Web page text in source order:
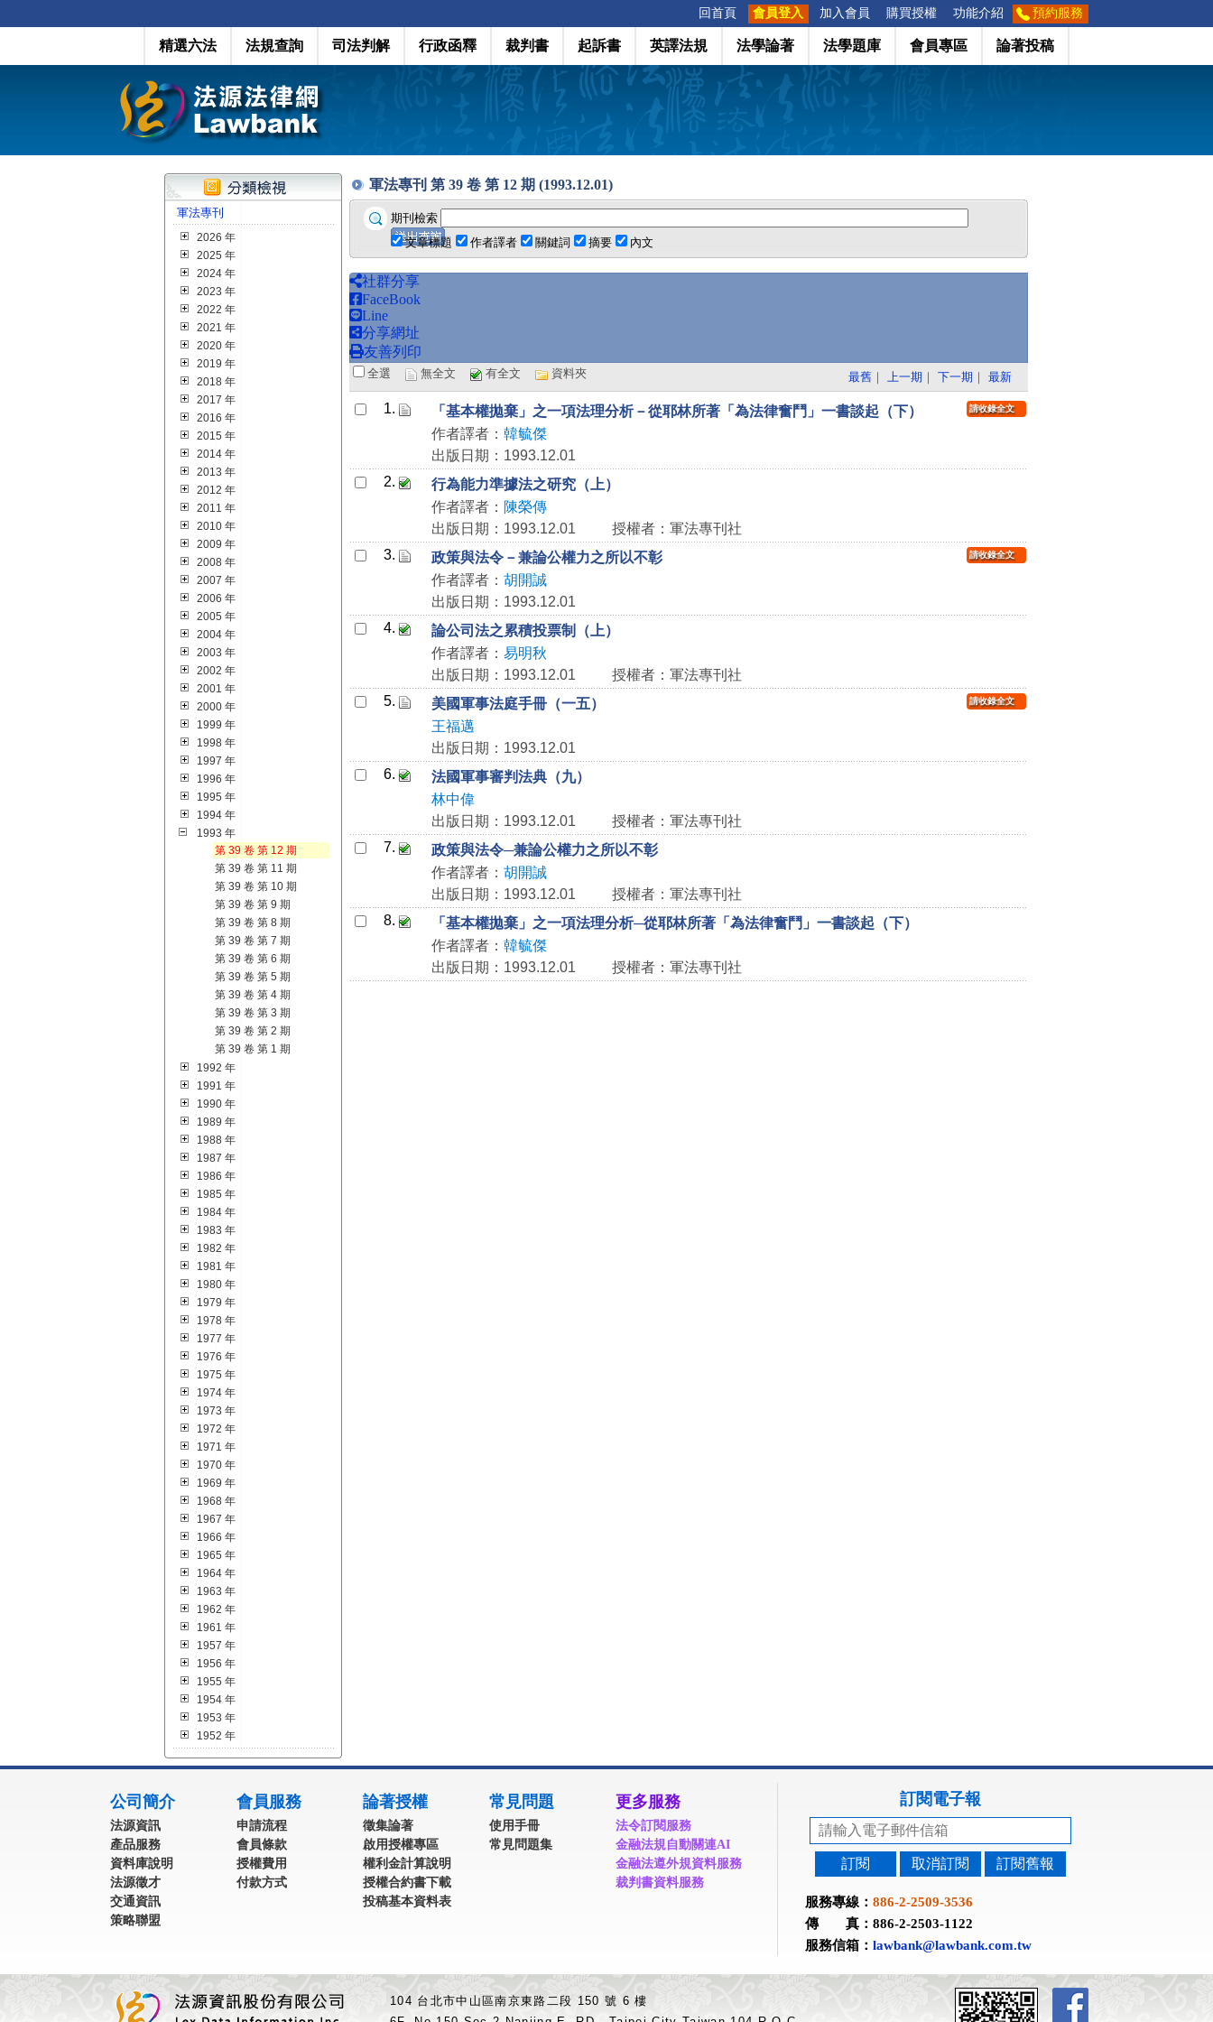
回首頁 會員登入 加入會員 購買授權 功能介紹 預約服務
精選六法 法規查詢 司法判解 行政函釋 裁判書 起訴書 英譯法規 法學論著 法學題庫 會員專區 論著投稿
軍法專刊
2026 年
2025 年
2024 年
2023 年
2022 年
2021 年
2020 年
2019 年
2018 年
2017 年
2016 年
2015 年
2014 年
2013 年
2012 年
2011 年
2010 年
2009 年
2008 年
2007 年
2006 年
2005 年
2004 年
2003 年
2002 年
2001 年
2000 年
1999 年
1998 年
1997 年
1996 年
1995 年
1994 年
1993 年
第 39 卷 第 12 期
第 39 卷 第 11 期
第 39 卷 第 10 期
第 39 卷 第 9 期
第 39 卷 第 8 期
第 39 卷 第 7 期
第 39 卷 第 6 期
第 39 卷 第 5 期
第 39 卷 第 4 期
第 39 卷 第 3 期
第 39 卷 第 2 期
第 39 卷 第 1 期
1992 年
1991 年
1990 年
1989 年
1988 年
1987 年
1986 年
1985 年
1984 年
1983 年
1982 年
1981 年
1980 年
1979 年
1978 年
1977 年
1976 年
1975 年
1974 年
1973 年
1972 年
1971 年
1970 年
1969 年
1968 年
1967 年
1966 年
1965 年
1964 年
1963 年
1962 年
1961 年
1957 年
1956 年
1955 年
1954 年
1953 年
1952 年
軍法專刊 第 39 卷 第 12 期 (1993.12.01)
期刊檢索
文章標題
作者譯者 關鍵詞 摘要 內文
社群分享
FaceBook
Line
分享網址
友善列印
全選 無全文 有全文 資料夾 最舊 ｜ 上一期 ｜ 下一期 ｜ 最新
1.
「基本權拋棄」之一項法理分析－從耶林所著「為法律奮鬥」一書談起（下）
作者譯者： 韓毓傑
出版日期：1993.12.01
請收錄全文
2.
行為能力準據法之研究（上）
作者譯者： 陳榮傳
出版日期：1993.12.01
授權者：軍法專刊社
3.
政策與法令－兼論公權力之所以不彰
作者譯者： 胡開誠
出版日期：1993.12.01
請收錄全文
4.
論公司法之累積投票制（上）
作者譯者： 易明秋
出版日期：1993.12.01
授權者：軍法專刊社
5.
美國軍事法庭手冊（一五）
王福邁
出版日期：1993.12.01
請收錄全文
6.
法國軍事審判法典（九）
林中偉
出版日期：1993.12.01
授權者：軍法專刊社
7.
政策與法令─兼論公權力之所以不彰
作者譯者： 胡開誠
出版日期：1993.12.01
授權者：軍法專刊社
8.
「基本權拋棄」之一項法理分析─從耶林所著「為法律奮鬥」一書談起（下）
作者譯者： 韓毓傑
出版日期：1993.12.01
授權者：軍法專刊社
公司簡介
法源資訊
產品服務
資料庫說明
法源徵才
交通資訊
策略聯盟
會員服務
申請流程
會員條款
授權費用
付款方式
論著授權
徵集論著
啟用授權專區
權利金計算說明
授權合約書下載
投稿基本資料表
常見問題
使用手冊
常見問題集
更多服務
法令訂閱服務
金融法規自動關連AI
金融法遵外規資料服務
裁判書資料服務
訂閱電子報
訂閱 取消訂閱 訂閱舊報
服務專線： 886-2-2509-3536
傳 真：886-2-2503-1122
服務信箱： lawbank@lawbank.com.tw
104 台北市中山區南京東路二段 150 號 6 樓